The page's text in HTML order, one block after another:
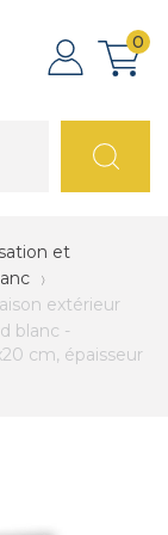
0
et
extérieur
blanc -
cm, épaisseur